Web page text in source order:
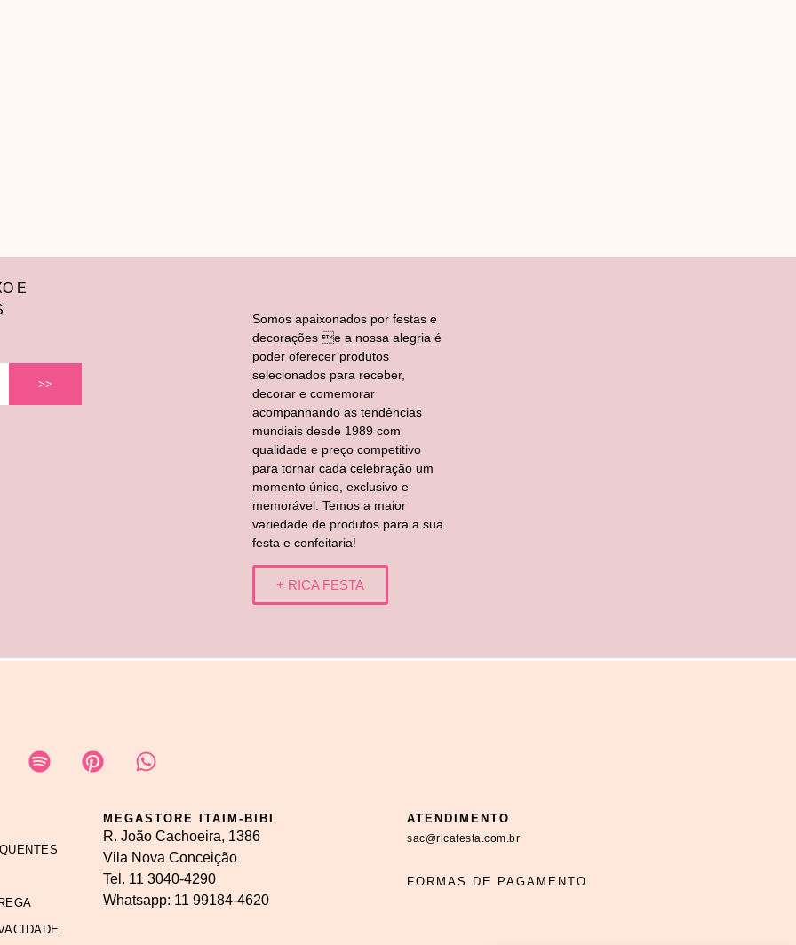
E
>>
Somos apaixonados por festas e
decorações e a nossa alegria é
poder oferecer produtos
selecionados para receber,
decorar e comemorar
acompanhando as tendências
mundiais desde 1989 com
qualidade e preço competitivo
para tornar cada celebração um
momento único, exclusivo e
memorável. Temos a maior
variedade de produtos para a sua
festa e confeitaria!
+ RICA FESTA
MEGASTORE ITAIM-BIBI
R. João Cachoeira, 1386
Vila Nova Conceição
Tel. 11 3040-4290
Whatsapp: 11 99184-4620
ATENDIMENTO
sac@ricafesta.com.br
FORMAS DE PAGAMENTO